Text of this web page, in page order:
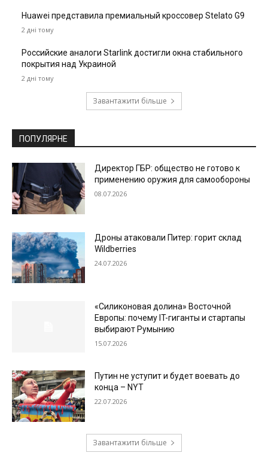
Huawei представила премиальный кроссовер Stelato G9
2 дні тому
Российские аналоги Starlink достигли окна стабильного
покрытия над Украиной
2 дні тому
Завантажити більше
ПОПУЛЯРНЕ
Директор ГБР: общество не готово к
применению оружия для самообороны
08.07.2026
Дроны атаковали Питер: горит склад
Wildberries
24.07.2026
«Силиконовая долина» Восточной
Европы: почему IT-гиганты и стартапы
выбирают Румынию
15.07.2026
Путин не уступит и будет воевать до
конца – NYT
22.07.2026
Завантажити більше